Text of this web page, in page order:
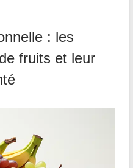
: les
fruits et leur